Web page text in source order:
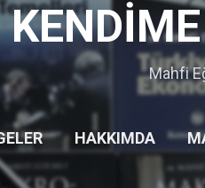
Mahfi
HAKKIMDA
HITITLER